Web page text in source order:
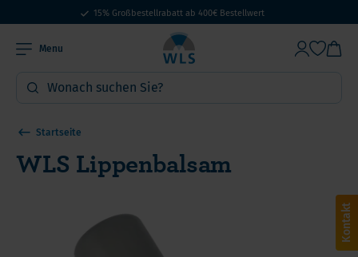
15% Großbestellrabatt ab 400€ Bestellwert
Menu
Startseite
WLS Lippenbalsam
Kontakt